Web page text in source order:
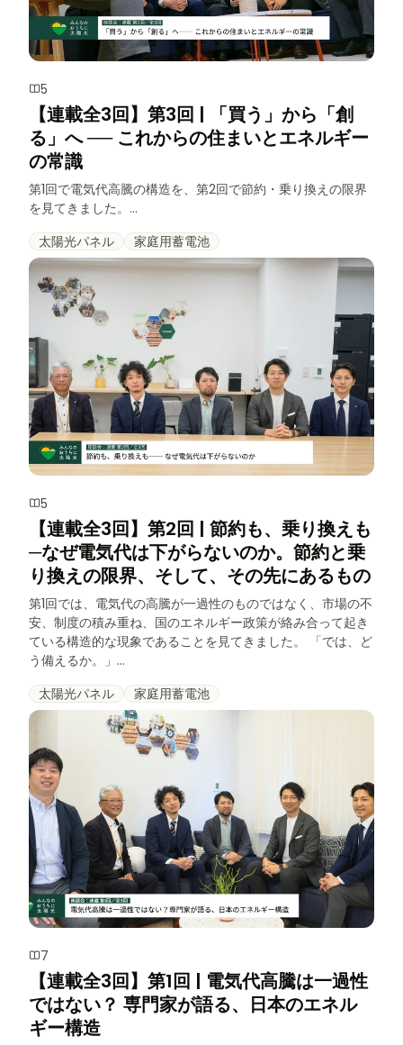
5
【連載全3回】第3回 | 「買う」から「創
る」へ ── これからの住まいとエネルギー
の常識
第1回で電気代高騰の構造を、第2回で節約・乗り換えの限界
を見てきました。...
太陽光パネル
家庭用蓄電池
5
【連載全3回】第2回 | 節約も、乗り換えも
─なぜ電気代は下がらないのか。節約と乗
り換えの限界、そして、その先にあるもの
第1回では、電気代の高騰が一過性のものではなく、市場の不
安、制度の積み重ね、国のエネルギー政策が絡み合って起き
ている構造的な現象であることを見てきました。 「では、ど
う備えるか。」...
太陽光パネル
家庭用蓄電池
7
【連載全3回】第1回 | 電気代高騰は一過性
ではない？ 専門家が語る、日本のエネル
ギー構造